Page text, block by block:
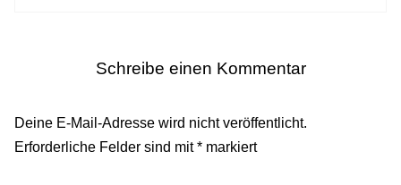
Schreibe einen Kommentar
Deine E-Mail-Adresse wird nicht veröffentlicht.
Erforderliche Felder sind mit* markiert